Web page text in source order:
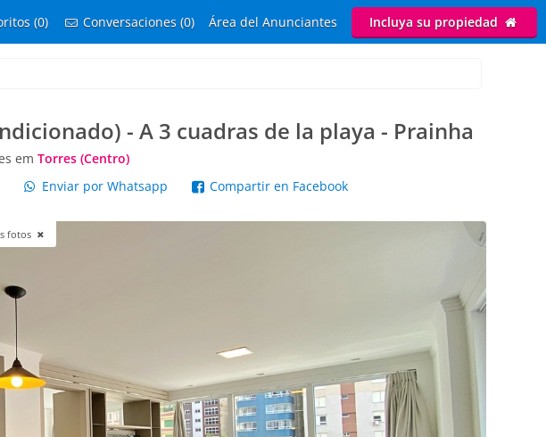
(0) Conversaciones (0) Área del Anunciantes Incluya su propiedad
- A 3 cuadras de la playa - Prainha
em Torres (Centro)
Enviar por Whatsapp Compartir en Facebook
fotos